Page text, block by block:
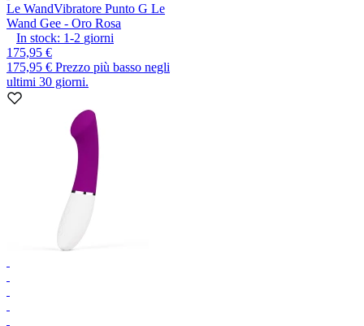
Le WandVibratore Punto G Le
Wand Gee - Oro Rosa
In stock: 1-2 giorni
175,95 €
175,95 € Prezzo più basso negli
ultimi 30 giorni.